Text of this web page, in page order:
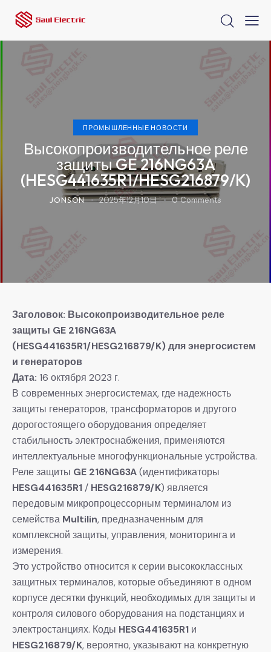
ПРОМЫШЛЕННЫЕ НОВОСТИ
Высокопроизводительное реле
защиты GE 216NG63A
(HESG441635R1/HESG216879/K)
JONSON 2025年12月10日 0 Comments
Заголовок: Высокопроизводительное реле
защиты GE 216NG63A
(HESG441635R1/HESG216879/K) для энергосистем
и генераторов
Дата: ​ 16 октября 2023 г.
В современных энергосистемах, где надежность
защиты генераторов, трансформаторов и другого
дорогостоящего оборудования определяет
стабильность электроснабжения, применяются
интеллектуальные многофункциональные устройства.
Реле защиты GE 216NG63A​ (идентификаторы
HESG441635R1 ​ / HESG216879/K) является
передовым микропроцессорным терминалом из
семейства Multilin, предназначенным для
комплексной защиты, управления, мониторинга и
измерения.
Это устройство относится к серии высококлассных
защитных терминалов, которые объединяют в одном
корпусе десятки функций, необходимых для защиты и
контроля силового оборудования на подстанциях и
электростанциях. Коды HESG441635R1 ​ и
HESG216879/K, вероятно, указывают на конкретную